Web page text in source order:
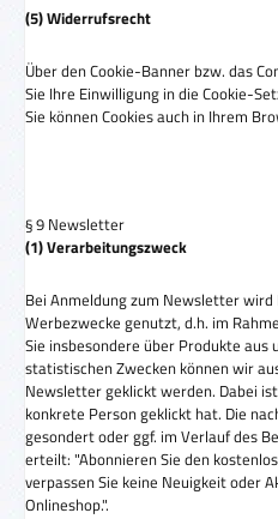
(5) Widerrufsrecht
Über den Cookie-Banner bzw. das
Sie Ihre Einwilligung in die Cookie-
Sie können Cookies auch in Ihrem
§ 9 Newsletter
(1) Verarbeitungszweck
Bei Anmeldung zum Newsletter
Werbezwecke genutzt, d.h. im
Sie insbesondere über Produkte aus
statistischen Zwecken können wir
Newsletter geklickt werden. Dabei
konkrete Person geklickt hat. Die
gesondert oder ggf. im Verlauf des
erteilt: "Abonnieren Sie den
verpassen Sie keine Neuigkeit oder
Onlineshop.".